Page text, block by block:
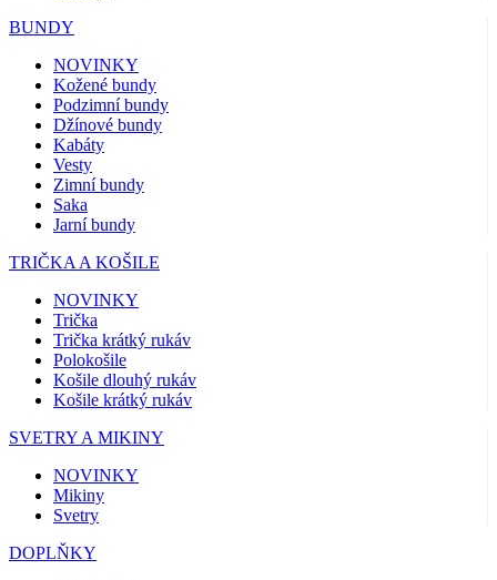
BUNDY
NOVINKY
Kožené bundy
Podzimní bundy
Džínové bundy
Kabáty
Vesty
Zimní bundy
Saka
Jarní bundy
TRIČKA A KOŠILE
NOVINKY
Trička
Trička krátký rukáv
Polokošile
Košile dlouhý rukáv
Košile krátký rukáv
SVETRY A MIKINY
NOVINKY
Mikiny
Svetry
DOPLŇKY